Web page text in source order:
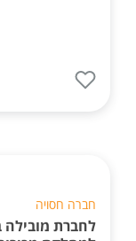
חברה חסויה
לחברת